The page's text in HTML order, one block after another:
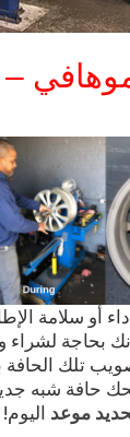
–
أو سلامة
بحاجة
تلك
حافة شبه
موعد اليوم!